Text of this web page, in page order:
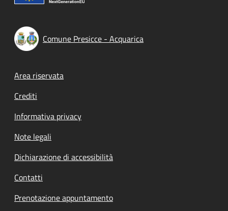
Comune Presicce - Acquarica
Footer menu
Area riservata
Crediti
Informativa privacy
Note legali
Dichiarazione di accessibilità
Contatti
Prenotazione appuntamento